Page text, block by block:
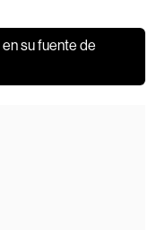
en su fuente de